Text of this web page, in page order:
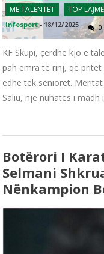
ME TALENTËT
TOP LAJME
infosport - 18/12/2025 0
KF Skupi, çerdhe kjo e
pah emra të rinj, që
edhe tek seniorët.
Saliu, një nuhatës i
Botërori I
Selmani
Nënkampion